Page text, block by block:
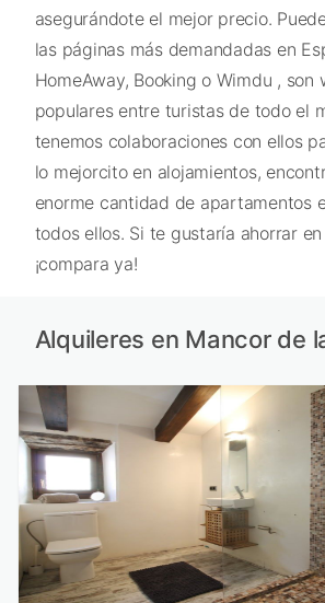
asegurándote el mejor precio.
las páginas más demandadas en
HomeAway, Booking o Wimdu , son
populares entre turistas de todo el
tenemos colaboraciones con ellos
lo mejorcito en alojamientos,
enorme cantidad de apartamentos
todos ellos. Si te gustaría ahorrar
¡compara ya!
Alquileres en Mancor de